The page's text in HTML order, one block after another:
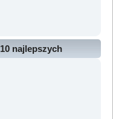
10 najlepszych